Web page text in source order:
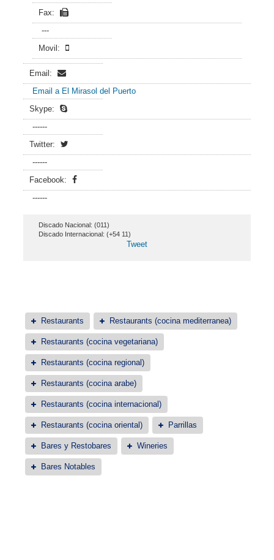
Fax:
---
Movil:
Email:
Email a El Mirasol del Puerto
Skype:
------
Twitter:
------
Facebook:
------
Discado Nacional: (011)
Discado Internacional: (+54 11)
Tweet
Restaurants Restaurants (cocina mediterranea)
Restaurants (cocina vegetariana)
Restaurants (cocina regional)
Restaurants (cocina arabe)
Restaurants (cocina internacional)
Restaurants (cocina oriental) Parrillas
Bares y Restobares Wineries
Bares Notables